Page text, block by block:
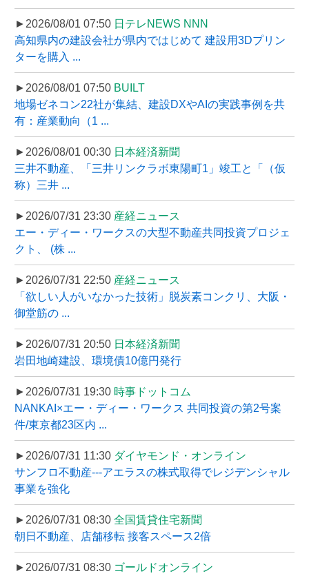
►2026/08/01 07:50 日テレNEWS NNN
高知県内の建設会社が県内ではじめて 建設用3Dプリン
ターを購入 ...
►2026/08/01 07:50 BUILT
地場ゼネコン22社が集結、建設DXやAIの実践事例を共
有：産業動向（1 ...
►2026/08/01 00:30 日本経済新聞
三井不動産、「三井リンクラボ東陽町1」竣工と「（仮
称）三井 ...
►2026/07/31 23:30 産経ニュース
エー・ディー・ワークスの大型不動産共同投資プロジェ
クト、 (株 ...
►2026/07/31 22:50 産経ニュース
「欲しい人がいなかった技術」脱炭素コンクリ、大阪・
御堂筋の ...
►2026/07/31 20:50 日本経済新聞
岩田地崎建設、環境債10億円発行
►2026/07/31 19:30 時事ドットコム
NANKAI×エー・ディー・ワークス 共同投資の第2号案
件/東京都23区内 ...
►2026/07/31 11:30 ダイヤモンド・オンライン
サンフロ不動産---アエラスの株式取得でレジデンシャル
事業を強化
►2026/07/31 08:30 全国賃貸住宅新聞
朝日不動産、店舗移転 接客スペース2倍
►2026/07/31 08:30 ゴールドオンライン